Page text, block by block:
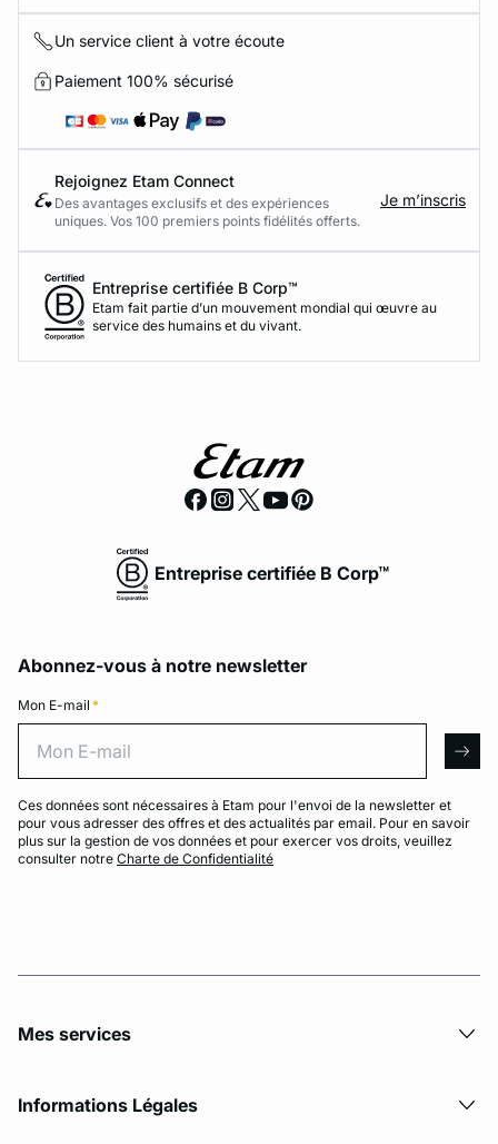
Un service client à votre écoute
Paiement 100% sécurisé
Rejoignez Etam Connect
Des avantages exclusifs et des expériences
uniques. Vos 100 premiers points fidélités offerts.
Je m’inscris
Entreprise certifiée B Corp™
Etam fait partie d’un mouvement mondial qui œuvre au
service des humains et du vivant.
Entreprise certifiée B Corp™
Abonnez-vous à notre newsletter
Mon E-mail *
Ces données sont nécessaires à Etam pour l'envoi de la newsletter et
pour vous adresser des offres et des actualités par email. Pour en savoir
plus sur la gestion de vos données et pour exercer vos droits, veuillez
consulter notre Charte de Confidentialité
Mes services
Informations Légales